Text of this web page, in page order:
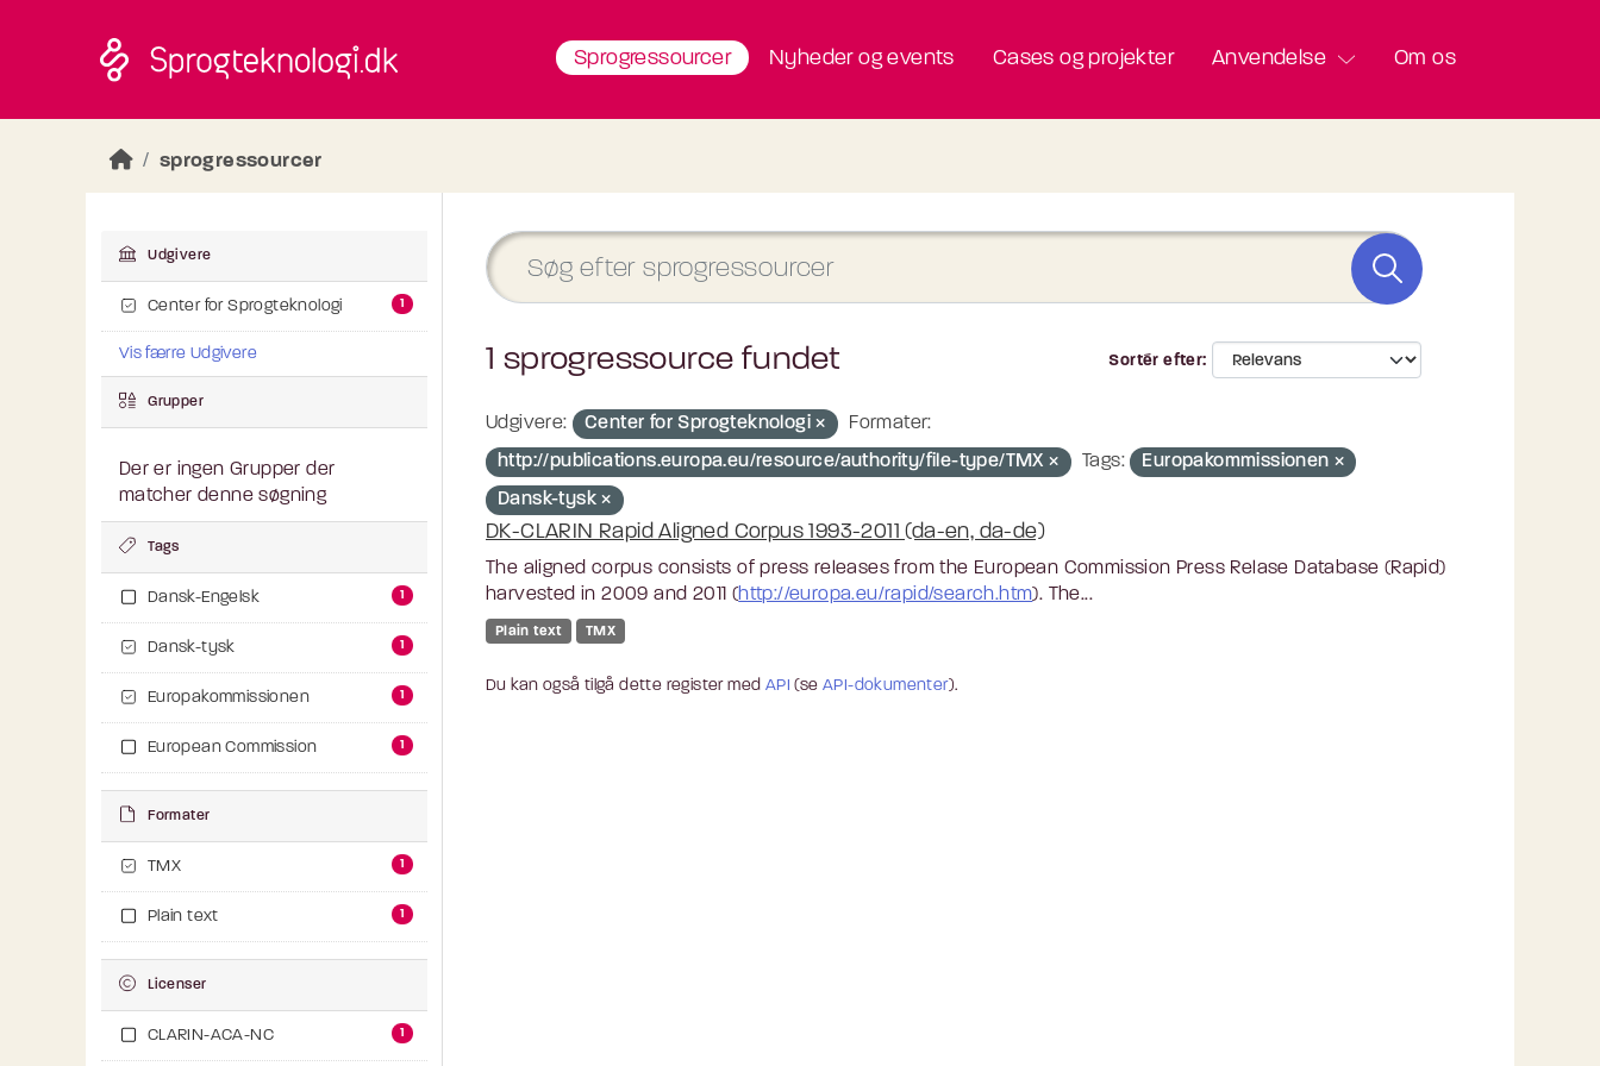
Sprogressourcer Nyheder og events Cases og projekter Anvendelse Om os
sprogressourcer
Udgivere
Center for Sprogteknologi 1
Vis færre Udgivere
Grupper
Der er ingen Grupper der
matcher denne søgning
Tags
Dansk-Engelsk 1
Dansk-tysk 1
Europakommissionen 1
European Commission 1
Formater
TMX 1
Plain text 1
Licenser
CLARIN-ACA-NC 1
Sortér efter
1 sprogressource fundet
Udgivere: Center for Sprogteknologi
Formater:
http://publications.europa.eu/resource/authority/file-type/TMX
Tags:
Europakommissionen
Dansk-tysk
DK-CLARIN Rapid Aligned Corpus 1993-2011 (da-en, da-de)
The aligned corpus consists of press releases from the European Commission Press Relase Database (Rapid)
harvested in 2009 and 2011 (http://europa.eu/rapid/search.htm). The...
Plain text TMX
Du kan også tilgå dette register med API (seAPI-dokumenter).